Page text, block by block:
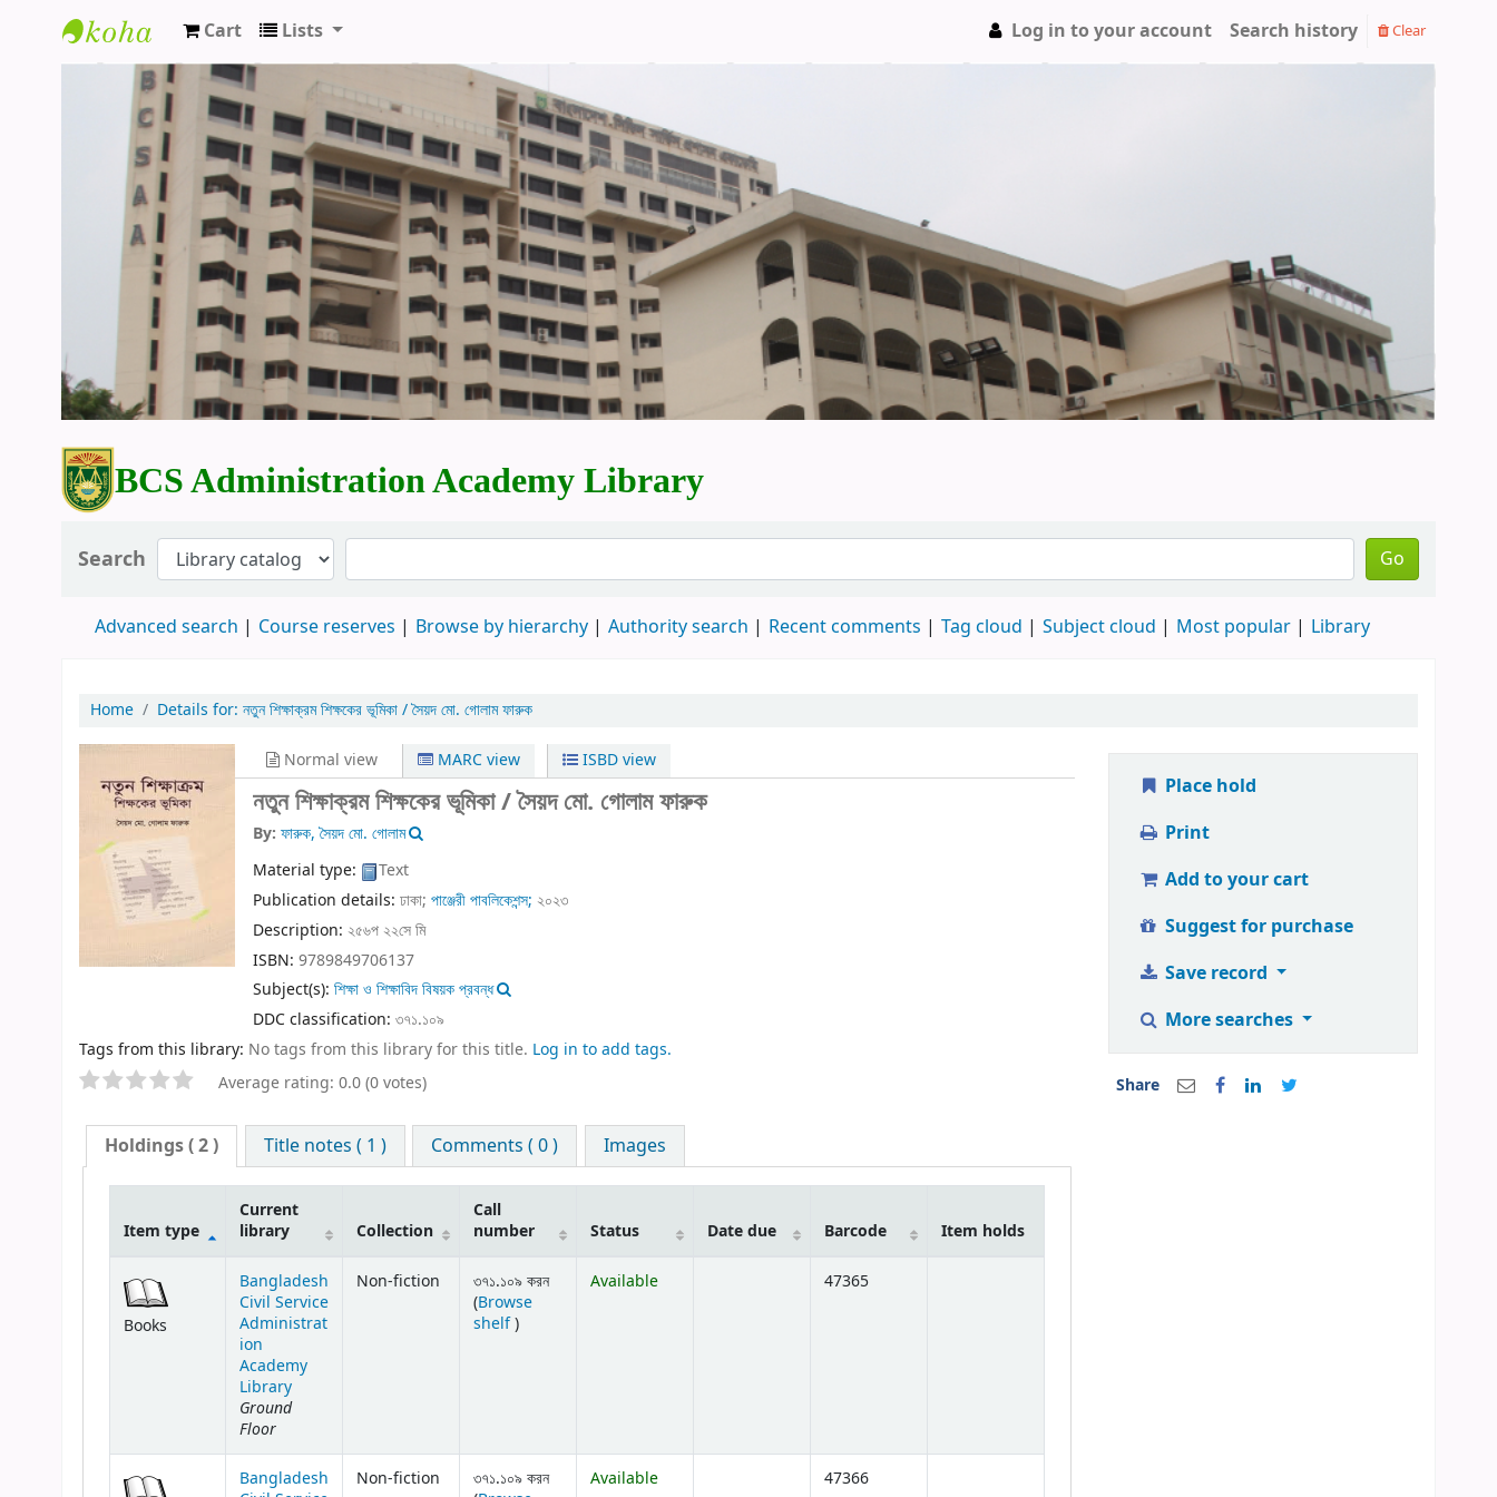
BCS Administration Academy Library
Cart Lists Log in to your account Search history Clear
BCS Administration Academy Library
Search Go
Advanced search Course reserves Browse by hierarchy Authority search Recent comments Tag cloud Subject cloud Most popular Library
Home Details for: নতুন শিক্ষাক্রম শিক্ষকের ভূমিকা /সৈয়দ মো. গোলাম ফারুক
Normal view MARC view ISBD view
নতুন শিক্ষাক্রম শিক্ষকের ভূমিকা / সৈয়দ মো. গোলাম ফারুক
By: ফারুক, সৈয়দ মো. গোলাম
Material type:
Text
Publication details: ঢাকা; পাঞ্জেরী পাবলিকেশন্স; ২০২৩
Description: ২৫৬প ২২সে মি
ISBN: 9789849706137
Subject(s): শিক্ষা ও শিক্ষাবিদ বিষয়ক প্রবন্ধ
DDC classification: ৩৭১.১০৯
Tags from this library: No tags from this library for this title. Log in to add tags.
Average rating: 0.0 (0 votes)
Holdings( 2 ) Title notes ( 1 ) Comments ( 0 ) Images
Item type
Current
library
Collection
Call
number
Status Date due Barcode Item holds
Books
Bangladesh
Civil Service
Administrat
ion
Academy
Library
Ground
Floor
Non-fiction
৩৭১.১০৯ করন
(Browse
shelf(Opens below)
)
Available 47365
Bangladesh
Non-fiction
৩৭১.১০৯ করন
Available 47366
Place hold
Print
Add to your cart
Suggest for purchase
Save record
More searches
Share